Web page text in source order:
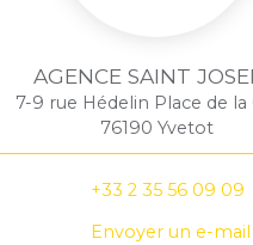
AGENCE SAINT
7-9 rue Hédelin Place de la
76190 Yvetot
+33 2 35 56 09 09
Envoyer un e-mail